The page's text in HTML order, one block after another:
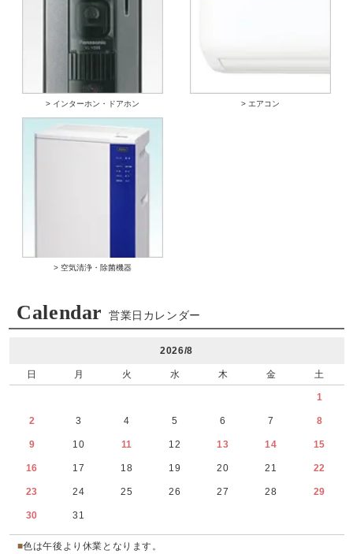
> インターホン・ドアホン > エアコン
> 空気清浄・除菌機器
Calendar 営業日カレンダー
2026/8
日 月 火 水 木 金 土
1
2 3 4 5 6 7 8
9 10 11 12 13 14 15
16 17 18 19 20 21 22
23 24 25 26 27 28 29
30 31
■色は午後より休業となります。